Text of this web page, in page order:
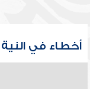
أخطاء في النية